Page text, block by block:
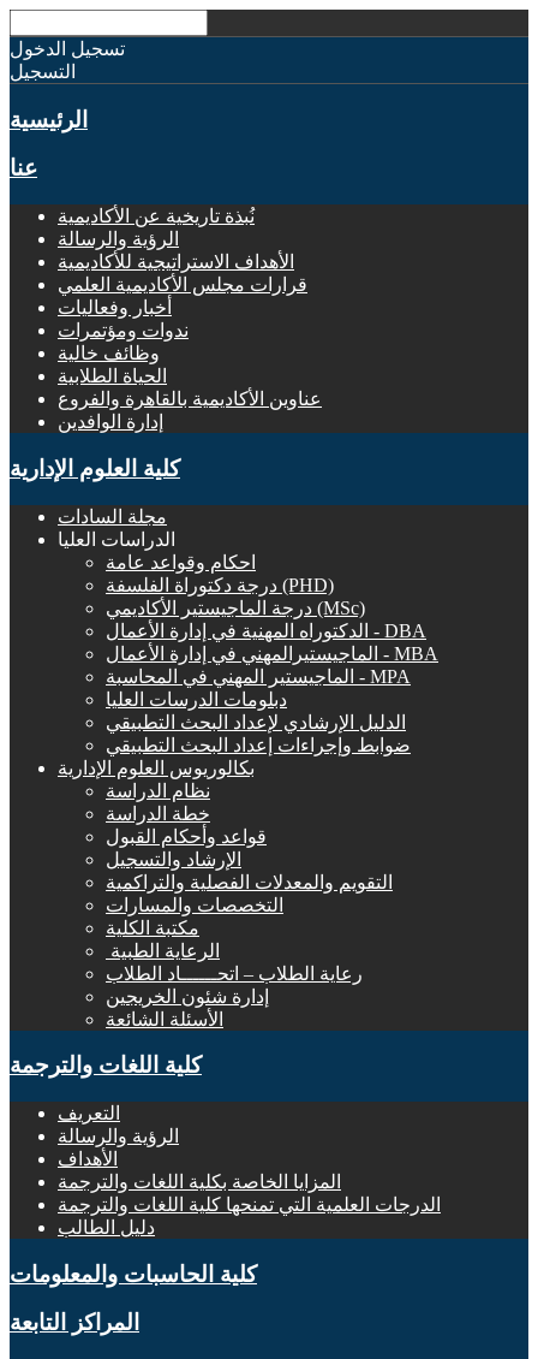
تسجيل الدخول
التسجيل
الرئيسية
عنا
نُبذة تاريخية عن الأكاديمية
الرؤية والرسالة
الأهداف الاستراتيجية للأكاديمية
قرارات مجلس الأكاديمية العلمي
أخبار وفعاليات
ندوات ومؤتمرات
وظائف خالية
الحياة الطلابية
عناوين الأكاديمية بالقاهرة والفروع
إدارة الوافدين
كلية العلوم الإدارية
مجلة السادات
الدراسات العليا
احكام وقواعد عامة
درجة دكتوراة الفلسفة (PHD)
درجة الماجيستير الأكاديمي (MSc)
الدكتوراه المهنية في إدارة الأعمال - DBA
الماجيستيرالمهني في إدارة الأعمال - MBA
الماجيستير المهني في المحاسبة - MPA
دبلومات الدرسات العليا
الدليل الإرشادي لإعداد البحث التطبيقي
ضوابط وإجراءات إعداد البحث التطبيقي
بكالوريوس العلوم الإدارية
نظام الدراسة
خطة الدراسة
قواعد وأحكام القبول
الإرشاد والتسجيل
التقويم والمعدلات الفصلية والتراكمية
التخصصات والمسارات
مكتبة الكلية
الرعاية الطبية ‏
رعاية الطلاب – اتحــــــاد الطلاب
إدارة شئون الخريجين
الأسئلة الشائعة
كلية اللغات والترجمة
التعريف
الرؤية والرسالة
الأهداف
المزايا الخاصة بكلية اللغات والترجمة
الدرجات العلمية التي تمنحها كلية اللغات والترجمة
دليل الطالب
كلية الحاسبات والمعلومات
المراكز التابعة